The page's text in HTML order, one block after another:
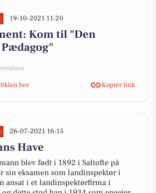
19-10-2021 11:20
Kom til "Den
her
Kopiér link
26-07-2021 16:15
Have
blev født i 1892 i Saltofte på
sin eksamen som landinspektør i
ansat i et landinspektørfirma i